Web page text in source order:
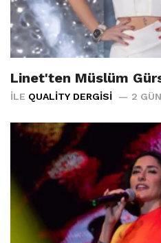
Linet'ten Müslüm
İLE QUALITY DERGISI 2